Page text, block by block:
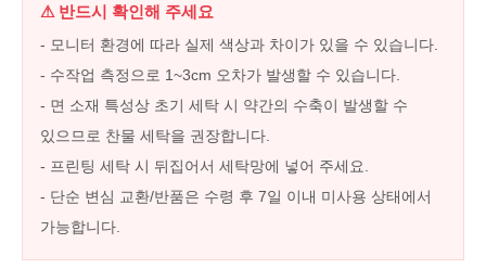
⚠ 반드시 확인해 주세요
- 모니터 환경에 따라 실제 색상과 차이가 있을 수 있습니다.
- 수작업 측정으로 1~3cm 오차가 발생할 수 있습니다.
- 면 소재 특성상 초기 세탁 시 약간의 수축이 발생할 수
있으므로 찬물 세탁을 권장합니다.
- 프린팅 세탁 시 뒤집어서 세탁망에 넣어 주세요.
- 단순 변심 교환/반품은 수령 후 7일 이내 미사용 상태에서
가능합니다.